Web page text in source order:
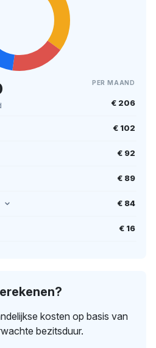
PER MAAND
€ 206
€ 102
€ 92
€ 89
€ 84
€ 16
kosten op basis van
bezitsduur.